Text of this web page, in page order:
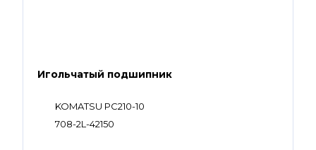
Игольчатый подшипник
KOMATSU PC210-10
708-2L-42150